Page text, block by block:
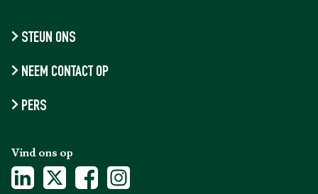
STEUN ONS
NEEM CONTACT OP
PERS
Vind ons op